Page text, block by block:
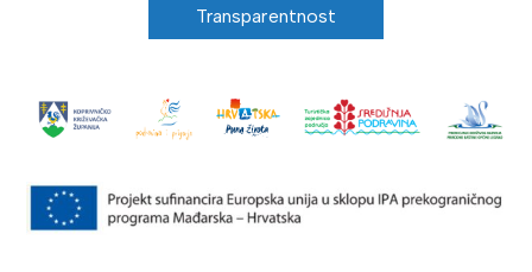
Transparentnost